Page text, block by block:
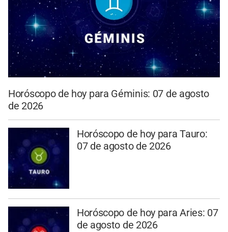
Horóscopo de hoy para Géminis: 07 de agosto
de 2026
Horóscopo de hoy para Tauro:
07 de agosto de 2026
Horóscopo de hoy para Aries: 07
de agosto de 2026